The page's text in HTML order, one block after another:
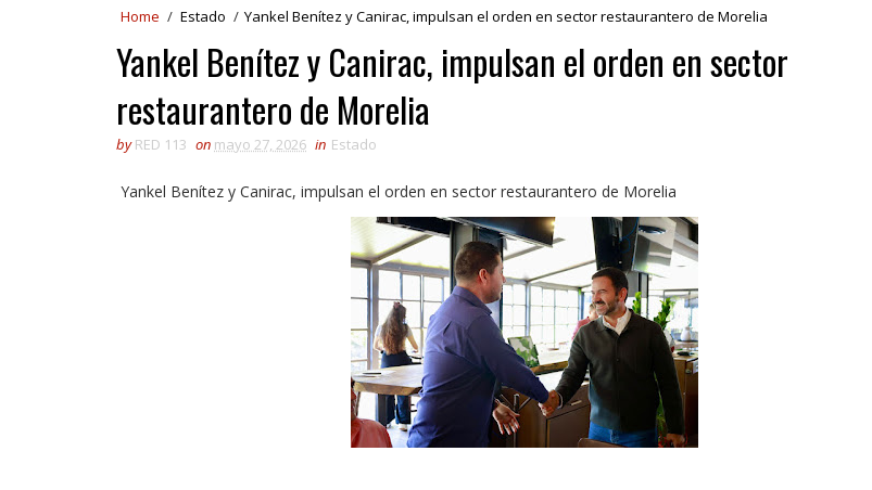
Home / Estado / Yankel Benítez y Canirac, impulsan el orden en sector restaurantero de Morelia
Yankel Benítez y Canirac, impulsan el orden en sector
restaurantero de Morelia
by RED 113 on mayo 27, 2026 in Estado
Yankel Benítez y Canirac, impulsan el orden en sector restaurantero de Morelia